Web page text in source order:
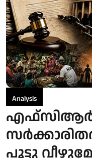
Analysis
പൂട്ടു